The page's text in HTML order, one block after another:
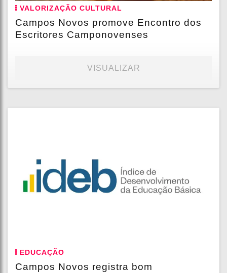
VALORIZAÇÃO CULTURAL
Campos Novos promove Encontro dos
Escritores Camponovenses
VISUALIZAR
EDUCAÇÃO
Campos Novos registra bom